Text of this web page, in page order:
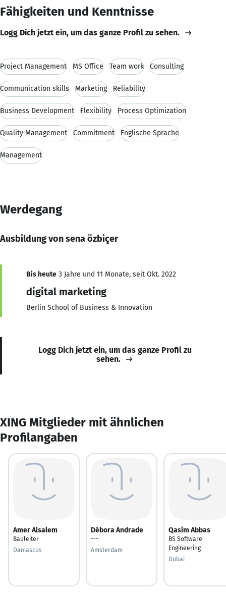
Fähigkeiten und Kenntnisse
Logg Dich jetzt ein, um das ganze Profil zu sehen.
Project Management MS Office Team work Consulting
Communication skills Marketing Reliability
Business Development Flexibility Process Optimization
Quality Management Commitment Englische Sprache
Management
Werdegang
Ausbildung von sena özbiçer
Bis heute 3 Jahre und 11 Monate, seit Okt. 2022
digital marketing
Berlin School of Business & Innovation
Logg Dich jetzt ein, um das ganze Profil zu
sehen.
XING Mitglieder mit ähnlichen
Profilangaben
Amer Alsalem
Bauleiter
Damascus
Débora Andrade
---
Amsterdam
Qasim Abbas
BS Software
Engineering
Dubai